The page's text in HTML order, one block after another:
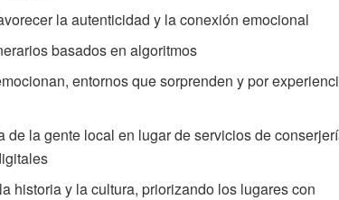
la autenticidad y la conexión emocional
basados en algoritmos
entornos que sorprenden y por
de la gente local en lugar de servicios de
historia y la cultura, priorizando los lugares con